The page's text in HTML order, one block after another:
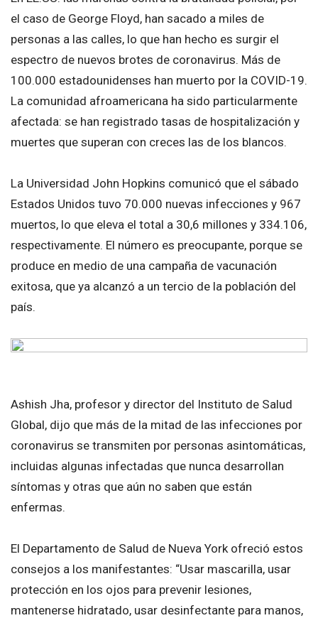
el caso de George Floyd, han sacado a miles de
personas a las calles, lo que han hecho es surgir el
espectro de nuevos brotes de coronavirus. Más de
100.000 estadounidenses han muerto por la COVID-19.
La comunidad afroamericana ha sido particularmente
afectada: se han registrado tasas de hospitalización y
muertes que superan con creces las de los blancos.
La Universidad John Hopkins comunicó que el sábado
Estados Unidos tuvo 70.000 nuevas infecciones y 967
muertos, lo que eleva el total a 30,6 millones y 334.106,
respectivamente. El número es preocupante, porque se
produce en medio de una campaña de vacunación
exitosa, que ya alcanzó a un tercio de la población del
país.
Ashish Jha, profesor y director del Instituto de Salud
Global, dijo que más de la mitad de las infecciones por
coronavirus se transmiten por personas asintomáticas,
incluidas algunas infectadas que nunca desarrollan
síntomas y otras que aún no saben que están
enfermas.
El Departamento de Salud de Nueva York ofreció estos
consejos a los manifestantes: “Usar mascarilla, usar
protección en los ojos para prevenir lesiones,
mantenerse hidratado, usar desinfectante para manos,